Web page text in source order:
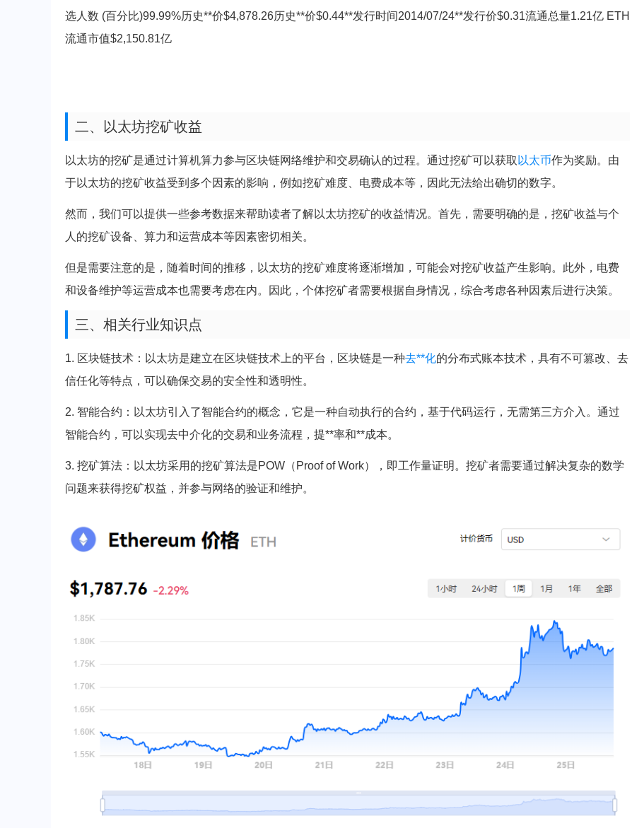
选人数 (百分比)99.99%历史**价$4,878.26历史**价$0.44**发行时间2014/07/24**发行价$0.31流通总量1.21亿 ETH
流通市值$2,150.81亿
二、以太坊挖矿收益
以太坊的挖矿是通过计算机算力参与区块链网络维护和交易确认的过程。通过挖矿可以获取 以太币作为奖励。由
于以太坊的挖矿收益受到多个因素的影响，例如挖矿难度、电费成本等，因此无法给出确切的数字。
然而，我们可以提供一些参考数据来帮助读者了解以太坊挖矿的收益情况。首先，需要明确的是，挖矿收益与个
人的挖矿设备、算力和运营成本等因素密切相关。
但是需要注意的是，随着时间的推移，以太坊的挖矿难度将逐渐增加，可能会对挖矿收益产生影响。此外，电费
和设备维护等运营成本也需要考虑在内。因此，个体挖矿者需要根据自身情况，综合考虑各种因素后进行决策。
三、相关行业知识点
1. 区块链技术：以太坊是建立在区块链技术上的平台，区块链是一种去**化的分布式账本技术，具有不可篡改、去
信任化等特点，可以确保交易的安全性和透明性。
2. 智能合约：以太坊引入了智能合约的概念，它是一种自动执行的合约，基于代码运行，无需第三方介入。通过
智能合约，可以实现去中介化的交易和业务流程，提**率和**成本。
3. 挖矿算法：以太坊采用的挖矿算法是POW（Proof of Work），即工作量证明。挖矿者需要通过解决复杂的数学
问题来获得挖矿权益，并参与网络的验证和维护。